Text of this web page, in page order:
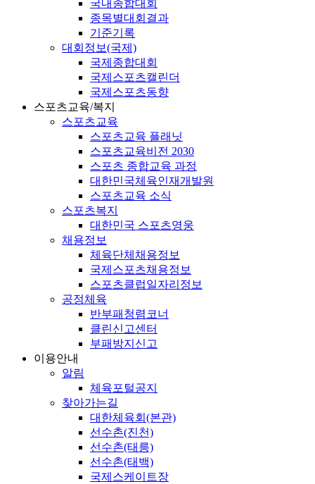
국내종합대회
종목별대회결과
기준기록
대회정보(국제)
국제종합대회
국제스포츠캘린더
국제스포츠동향
스포츠교육/복지
스포츠교육
스포츠교육 플래닛
스포츠교육비전 2030
스포츠 종합교육 과정
대한민국체육인재개발원
스포츠교육 소식
스포츠복지
대한민국 스포츠영웅
채용정보
체육단체채용정보
국제스포츠채용정보
스포츠클럽일자리정보
공정체육
반부패청렴코너
클린신고센터
부패방지신고
이용안내
알림
체육포털공지
찾아가는길
대한체육회(본관)
선수촌(진천)
선수촌(태릉)
선수촌(태백)
국제스케이트장